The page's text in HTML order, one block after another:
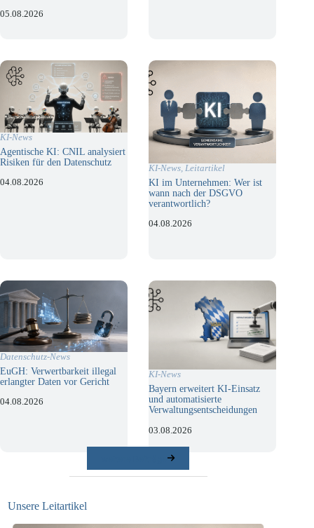
05.08.2026
KI-News
Agentische KI: CNIL analysiert
Risiken für den Datenschutz
04.08.2026
KI-News,Leitartikel
KI im Unternehmen: Wer ist
wann nach der DSGVO
verantwortlich?
04.08.2026
Datenschutz-News
EuGH: Verwertbarkeit illegal
erlangter Daten vor Gericht
04.08.2026
KI-News
Bayern erweitert KI-Einsatz
und automatisierte
Verwaltungsentscheidungen
03.08.2026
Unsere Leitartikel